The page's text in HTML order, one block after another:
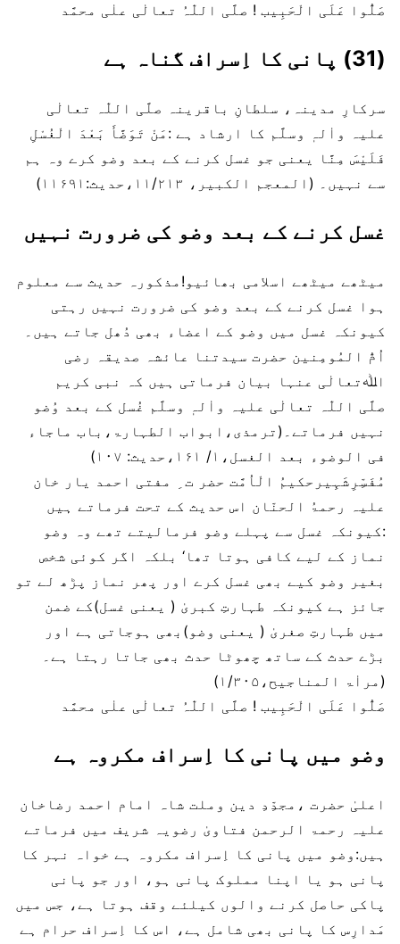
صَلُّوا عَلَی الْحَبِیب ! صلَّی اللّٰہُ تعالٰی علٰی محمَّد
(31) پانی کا اِسراف گناہ ہے
سرکارِ مدینہ، سلطانِ باقرینہ صلَّی اللّٰہ تعالٰی
علیہ واٰلہٖ وسلَّم کا ارشاد ہے :مَنْ تَوَضَّأَ بَعْدَ الْغُسْلِ
فَلَیْسَ مِنَّا یعنی جو غسل کرنے کے بعد وضو کرے وہ ہم
سے نہیں۔ (المعجم الکبیر، ۱۱/۲۱۳،حدیث:۱۱۶۹۱)
غسل کرنے کے بعد وضو کی ضرورت نہیں
میٹھے میٹھے اسلامی بھائیو!مذکورہ حدیث سے معلوم
ہوا غسل کرنے کے بعد وضو کی ضرورت نہیں رہتی
کیونکہ غسل میں وضو کے اعضاء بھی دُھل جاتے ہیں۔
اُمُّ المُومِنین حضرت سیدتنا عائشہ صدیقہ رضی
اﷲتعالٰی عنہا بیان فرماتی ہیں کہ نبی کریم
صلَّی اللّٰہ تعالٰی علیہ واٰلہٖ وسلَّم غُسل کے بعد وُضو
نہیں فرماتے۔(ترمذی،ابواب الطہارۃ،باب ماجاء
فی الوضوء بعد الغسل،۱/ ۱۶۱،حدیث: ۱۰۷)
مُفَسِّرِشَہِیرحکیمُ الْاُمَّت حضر ت ِ مفتی احمد یار خان
علیہ رحمۃُ الحنّان اس حدیث کے تحت فرماتے ہیں
:کیونکہ غسل سے پہلے وضو فرمالیتے تھے وہ وضو
نماز کے لیے کافی ہوتا تھا‘ بلکہ اگر کوئی شخص
بغیر وضو کیے بھی غسل کرے اور پھر نماز پڑھ لے تو
جائز ہے کیونکہ طہارتِ کبریٰ ( یعنی غسل)کے ضمن
میں طہارتِ صغریٰ ( یعنی وضو)بھی ہوجاتی ہے اور
بڑے حدث کے ساتھ چھوٹا حدث بھی جاتا رہتا ہے۔
(مراٰۃ المناجیح،۱/۳۰۵)
صَلُّوا عَلَی الْحَبِیب ! صلَّی اللّٰہُ تعالٰی علٰی محمَّد
وضو میں پانی کا اِسراف مکروہ ہے
اعلیٰ حضرت ،مجدِّدِ دین وملت شاہ امام احمد رضاخان
علیہ رحمۃ الرحمن فتاویٰ رضویہ شریف میں فرماتے
ہیں:وضو میں پانی کا اِسراف مکروہ ہے خواہ نہر کا
پانی ہو یا اپنا مملوک پانی ہو، اور جو پانی
پاکی حاصل کرنے والوں کیلئے وقف ہوتا ہے، جس میں
مَدارِس کا پانی بھی شامل ہے، اس کا اِسراف حرام ہے